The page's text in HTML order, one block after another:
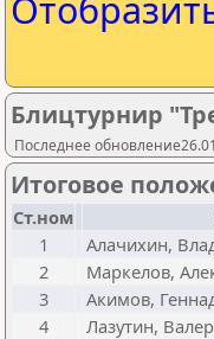
Блицтурнир
Последнее
Итоговое
Ст.ном
1
Алачихин,
2
Маркелов,
3
Акимов,
4
Лазутин,